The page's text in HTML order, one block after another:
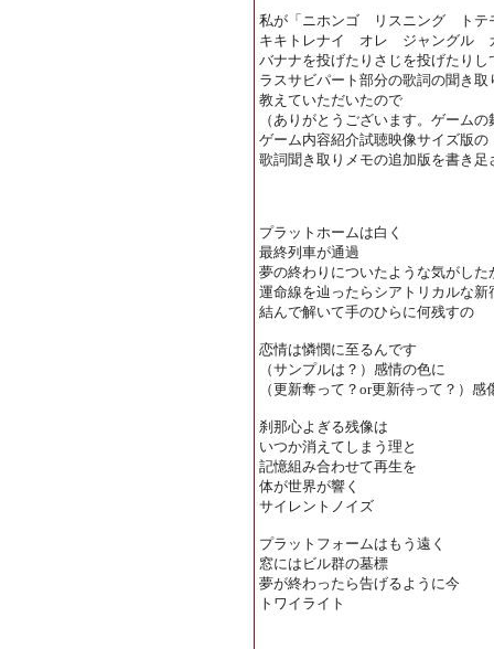
私が「ニホンゴ リスニング ト
キキトレナイ オレ ジャングル
バナナを投げたりさじを投げたり
ラスサビパート部分の歌詞の聞き取
教えていただいたので
（ありがとうございます。ゲーム
ゲーム内容紹介試聴映像サイズ版の
歌詞聞き取りメモの追加版を書き足
プラットホームは白く
最終列車が通過
夢の終わりについたような気がした
運命線を辿ったらシアトリカルな新
結んで解いて手のひらに何残すの
恋情は憐憫に至るんです
（サンプルは？）感情の色に
（更新奪って？or更新待って？）感
刹那心よぎる残像は
いつか消えてしまう理と
記憶組み合わせて再生を
体が世界が響く
サイレントノイズ
プラットフォームはもう遠く
窓にはビル群の墓標
夢が終わったら告げるように今
トワイライト